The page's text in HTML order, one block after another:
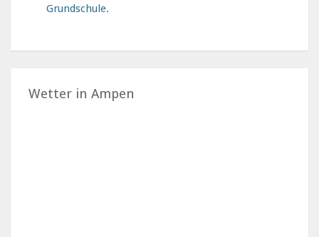
Grundschule.
Wetter in Ampen